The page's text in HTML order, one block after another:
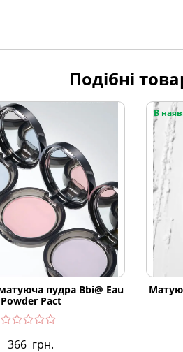
Подібні
пудра Bbi@ Eau
Powder Pact
366 грн.
В